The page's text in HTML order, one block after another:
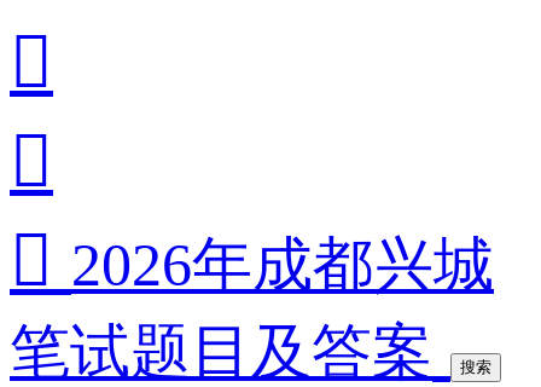


 2026年成都兴城
笔试题目及答案
搜索